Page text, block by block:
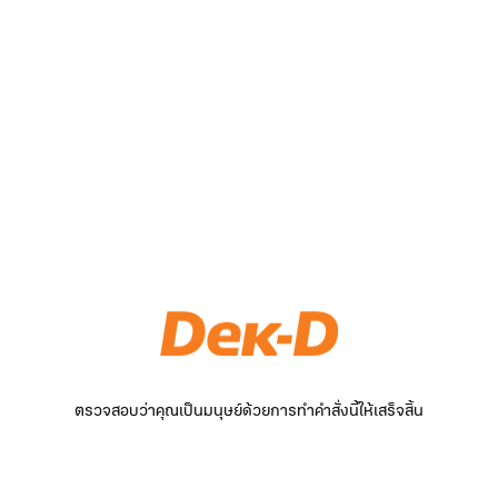
ตรวจสอบว่าคุณเป็นมนุษย์ด้วยการทำคำสั่งนี้ให้เสร็จสิ้น